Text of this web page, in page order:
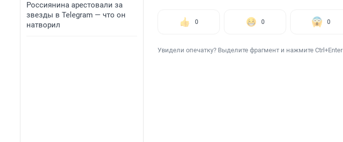
Россиянина арестовали за
звезды в Telegram — что он
натворил
0 0 0
Увидели опечатку? Выделите фрагмент и нажмите Ctrl+Enter